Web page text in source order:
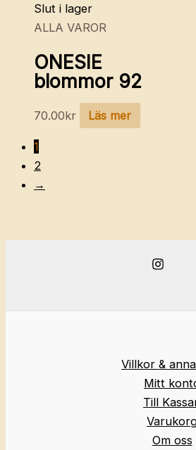
Slut i lager
ALLA VAROR
ONESIE
blommor 92
70.00kr Läs mer
1
2
→
Villkor &
Mitt
Till
Om oss